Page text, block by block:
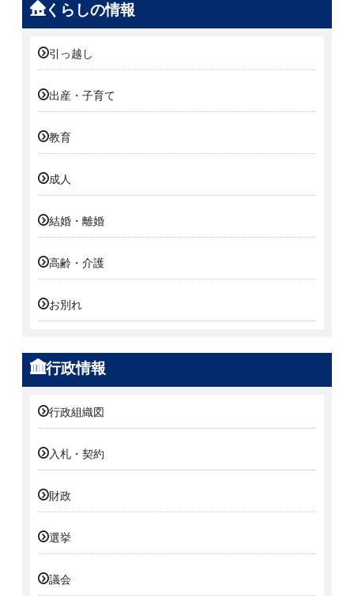
くらしの情報
引っ越し
出産・子育て
教育
成人
結婚・離婚
高齢・介護
お別れ
行政情報
行政組織図
入札・契約
財政
選挙
議会